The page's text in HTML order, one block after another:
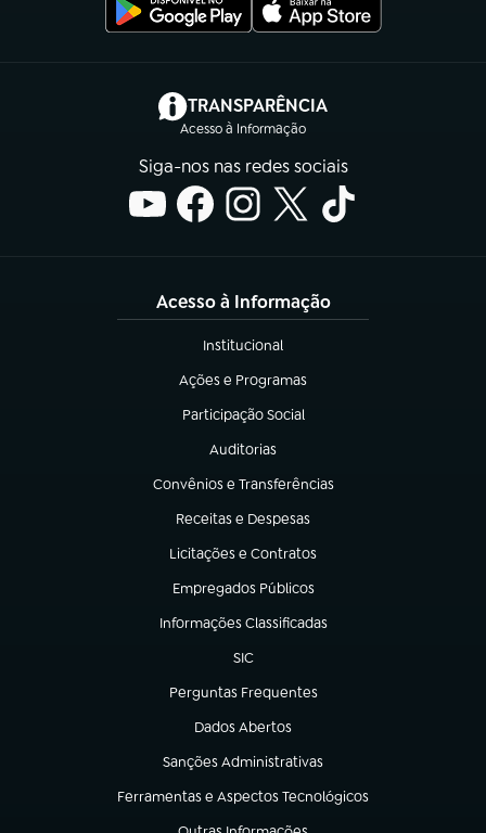
TRANSPARÊNCIA
Acesso à Informação
(abre em nova aba)
Siga-nos nas redes sociais
Acesso à Informação
Institucional
(abre em nova aba)
Ações e Programas
(abre em nova aba)
Participação Social
(abre em nova aba)
Auditorias
(abre em nova aba)
Convênios e Transferências
(abre em nova aba)
Receitas e Despesas
(abre em nova aba)
Licitações e Contratos
(abre em nova aba)
Empregados Públicos
(abre em nova aba)
Informações Classificadas
(abre em nova aba)
SIC
(abre em nova aba)
Perguntas Frequentes
(abre em nova aba)
Dados Abertos
(abre em nova aba)
Sanções Administrativas
(abre em nova aba)
Ferramentas e Aspectos Tecnológicos
(abre em nova aba)